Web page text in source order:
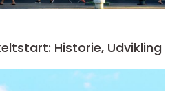
Historie, Udvikling